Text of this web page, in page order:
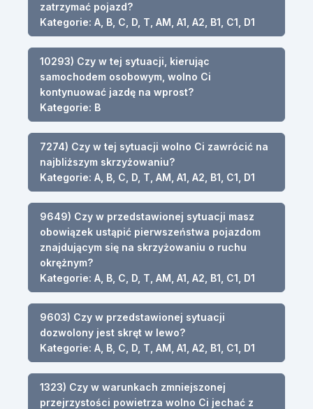
zatrzymać pojazd?
Kategorie: A, B, C, D, T, AM, A1, A2, B1, C1, D1
10293) Czy w tej sytuacji, kierując
samochodem osobowym, wolno Ci
kontynuować jazdę na wprost?
Kategorie: B
7274) Czy w tej sytuacji wolno Ci zawrócić na
najbliższym skrzyżowaniu?
Kategorie: A, B, C, D, T, AM, A1, A2, B1, C1, D1
9649) Czy w przedstawionej sytuacji masz
obowiązek ustąpić pierwszeństwa pojazdom
znajdującym się na skrzyżowaniu o ruchu
okrężnym?
Kategorie: A, B, C, D, T, AM, A1, A2, B1, C1, D1
9603) Czy w przedstawionej sytuacji
dozwolony jest skręt w lewo?
Kategorie: A, B, C, D, T, AM, A1, A2, B1, C1, D1
1323) Czy w warunkach zmniejszonej
przejrzystości powietrza wolno Ci jechać z